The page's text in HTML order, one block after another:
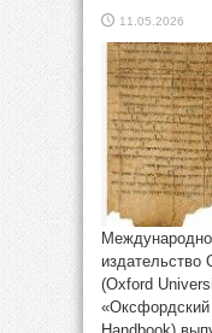
11.05.2026
издательство
(Oxford
«Оксфордский